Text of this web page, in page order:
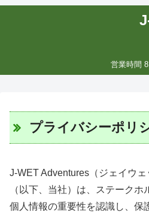
営業時間
プライバシーポリ
J-WET Adventures（ジェイウェ
（以下、当社）は、ステーク
個人情報の重要性を認識し、保